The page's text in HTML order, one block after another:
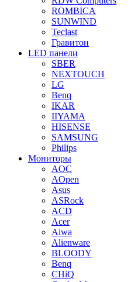
ROMBICA
SUNWIND
Teclast
Гравитон
LED панели
SBER
NEXTOUCH
LG
Benq
IKAR
IIYAMA
HISENSE
SAMSUNG
Philips
Мониторы
AOC
AOpen
Asus
ASRock
ACD
Acer
Aiwa
Alienware
BLOODY
Benq
CHiQ